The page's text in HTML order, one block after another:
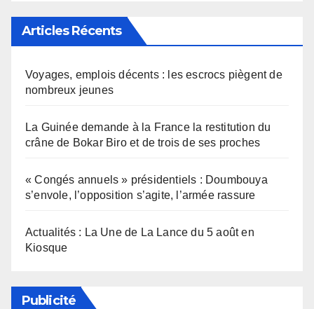
Articles Récents
Voyages, emplois décents : les escrocs piègent de
nombreux jeunes
La Guinée demande à la France la restitution du
crâne de Bokar Biro et de trois de ses proches
« Congés annuels » présidentiels : Doumbouya
s’envole, l’opposition s’agite, l’armée rassure
Actualités : La Une de La Lance du 5 août en
Kiosque
Publicité